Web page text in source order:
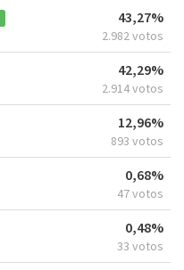
43,27%
2.982 votos
42,29%
2.914 votos
12,96%
893 votos
0,68%
47 votos
0,48%
33 votos